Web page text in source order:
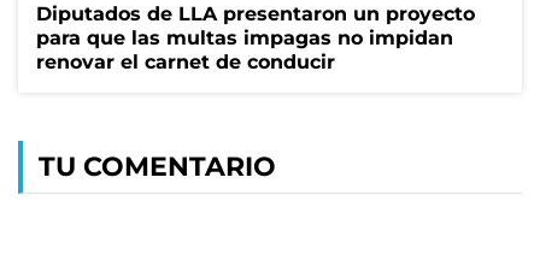
Diputados de LLA presentaron un proyecto
para que las multas impagas no impidan
renovar el carnet de conducir
TU COMENTARIO